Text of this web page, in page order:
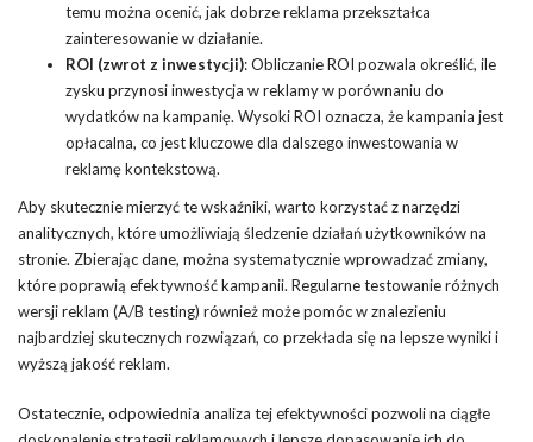
temu można ocenić, jak dobrze reklama przekształca
zainteresowanie w działanie.
ROI (zwrot z inwestycji): Obliczanie ROI pozwala określić, ile
zysku przynosi inwestycja w reklamy w porównaniu do
wydatków na kampanię. Wysoki ROI oznacza, że kampania jest
opłacalna, co jest kluczowe dla dalszego inwestowania w
reklamę kontekstową.
Aby skutecznie mierzyć te wskaźniki, warto korzystać z narzędzi
analitycznych, które umożliwiają śledzenie działań użytkowników na
stronie. Zbierając dane, można systematycznie wprowadzać zmiany,
które poprawią efektywność kampanii. Regularne testowanie różnych
wersji reklam (A/B testing) również może pomóc w znalezieniu
najbardziej skutecznych rozwiązań, co przekłada się na lepsze wyniki i
wyższą jakość reklam.
Ostatecznie, odpowiednia analiza tej efektywności pozwoli na ciągłe